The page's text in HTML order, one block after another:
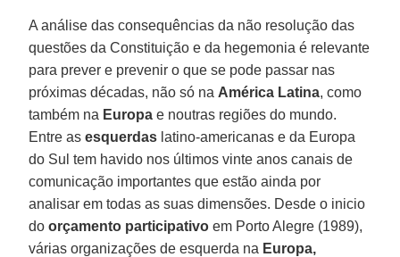
A análise das consequências da não resolução das
questões da Constituição e da hegemonia é relevante
para prever e prevenir o que se pode passar nas
próximas décadas, não só na América Latina, como
também na Europa e noutras regiões do mundo.
Entre asesquerdas latino-americanas e da Europa
do Sul tem havido nos últimos vinte anos canais de
comunicação importantes que estão ainda por
analisar em todas as suas dimensões. Desde o inicio
doorçamento participativo em Porto Alegre (1989),
várias organizações de esquerda na Europa,